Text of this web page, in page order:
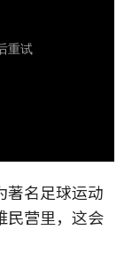
著名足球运动
民营里，这会